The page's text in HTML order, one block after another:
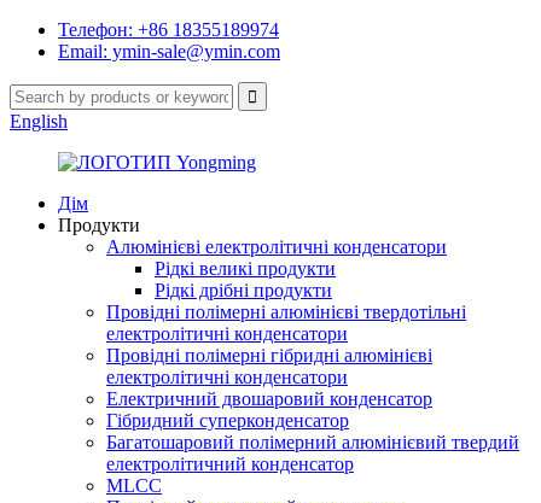
Телефон: +86 18355189974
Email: ymin-sale@ymin.com
English
Дім
Продукти
Алюмінієві електролітичні конденсатори
Рідкі великі продукти
Рідкі дрібні продукти
Провідні полімерні алюмінієві твердотільні
електролітичні конденсатори
Провідні полімерні гібридні алюмінієві
електролітичні конденсатори
Електричний двошаровий конденсатор
Гібридний суперконденсатор
Багатошаровий полімерний алюмінієвий твердий
електролітичний конденсатор
MLCC